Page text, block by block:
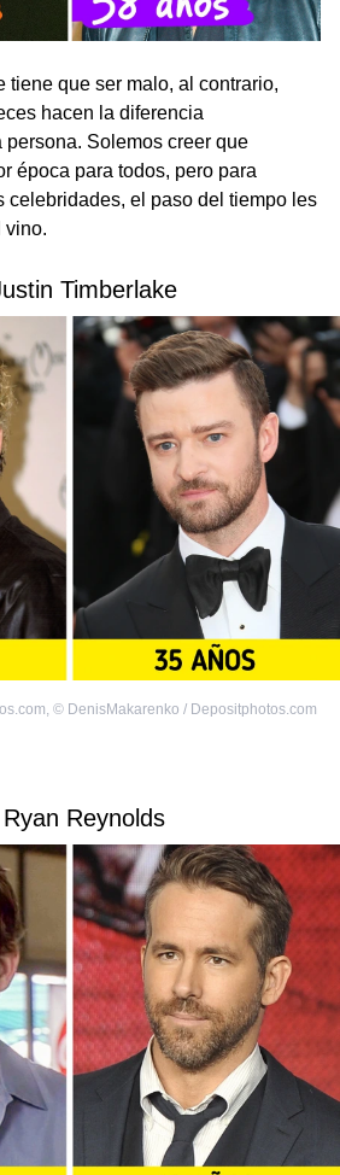
tiene que ser malo, al contrario,
hacen la diferencia
persona. Solemos creer que
época para todos, pero para
celebridades, el paso del tiempo les
vino.
Timberlake
, © DenisMakarenko / Depositphotos.com
Reynolds